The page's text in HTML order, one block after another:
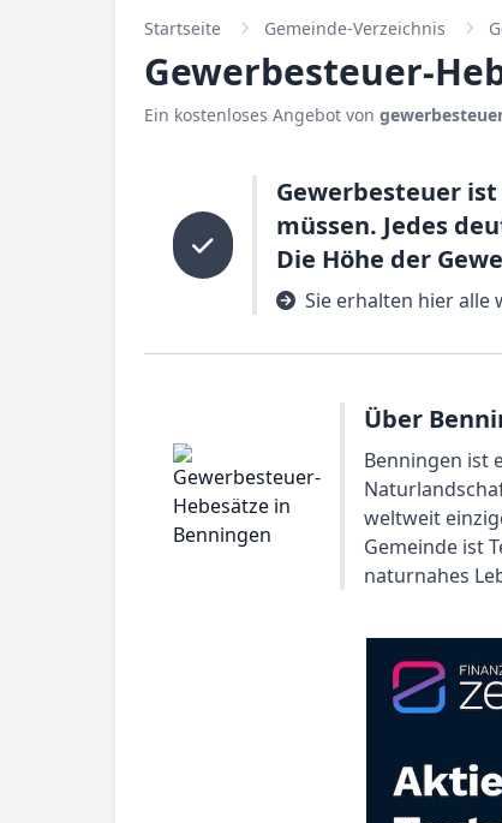
Startseite Gemeinde-Verzeichnis
Gewerbesteuer-
Ein kostenloses Angebot von
Gewerbesteuer
müssen. Jedes
Die Höhe der
Sie erhalten hier alle
Über
Benningen ist
weltweit
Gemeinde ist
naturnahes